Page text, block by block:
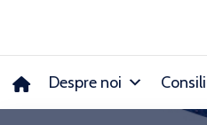
Despre noi